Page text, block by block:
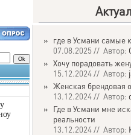
» где в Усмани самые
07.08.2025 // Автор:
» Хочу порадовать
15.12.2024 // Автор:
» Женская брендовая
13.12.2024 // Автор:
» Где в Усмани мне
реальности
13.12.2024 // Автор: